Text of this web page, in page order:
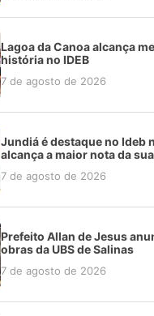
Lagoa da Canoa alcança
história no IDEB
7 de agosto de 2026
Jundiá é destaque no Ideb
alcança a maior nota da
7 de agosto de 2026
Prefeito Allan de Jesus
obras da UBS de Salinas
7 de agosto de 2026